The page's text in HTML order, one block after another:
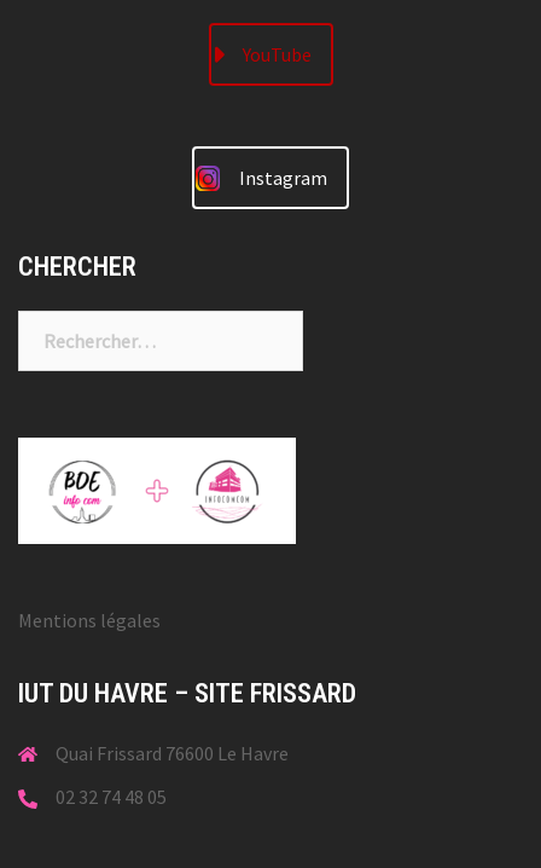
YouTube
Instagram
CHERCHER
Mentions légales
IUT DU HAVRE – SITE FRISSARD
Quai Frissard 76600 Le Havre
02 32 74 48 05